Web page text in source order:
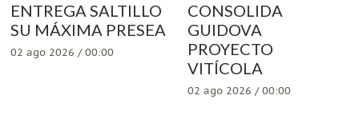
ENTREGA SALTILLO
SU MÁXIMA PRESEA
02 ago 2026 / 00:00
CONSOLIDA
GUIDOVA
PROYECTO
VITÍCOLA
02 ago 2026 / 00:00